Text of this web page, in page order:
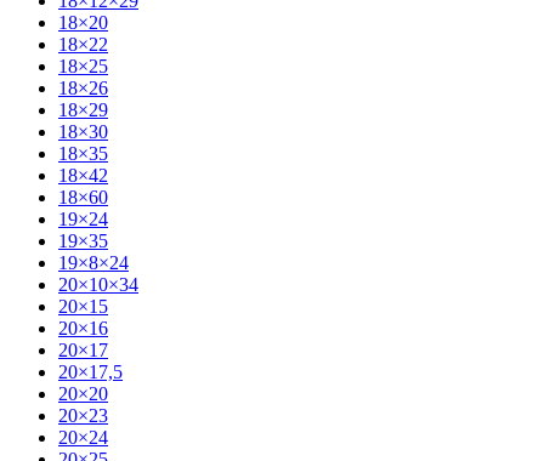
18×20
18×22
18×25
18×26
18×29
18×30
18×35
18×42
18×60
19×24
19×35
19×8×24
20×10×34
20×15
20×16
20×17
20×17,5
20×20
20×23
20×24